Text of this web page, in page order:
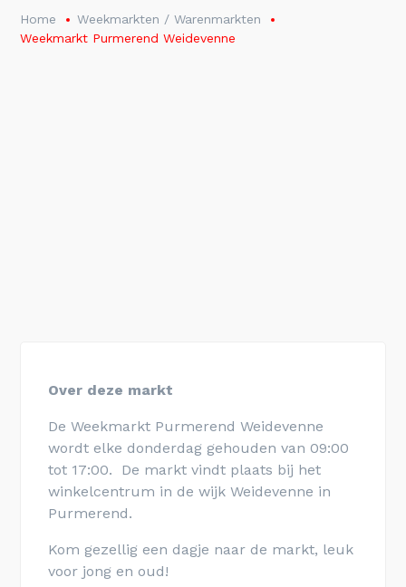
Home
Weekmarkten / Warenmarkten
Weekmarkt Purmerend Weidevenne
Over deze markt
De Weekmarkt PurmerendWeidevenne
wordt elke donderdag gehouden van 09:00
tot 17:00. De markt vindt plaats bij het
winkelcentrum in de wijk Weidevenne in
Purmerend.
Kom gezellig een dagje naar de markt, leuk
voor jong en oud!